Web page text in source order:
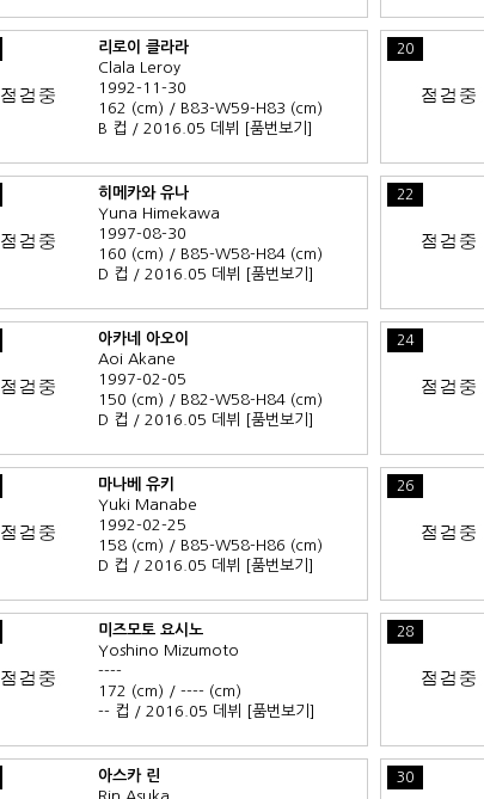
리로이 클라라
Clala Leroy
1992-11-30
162 (cm) / B83-W59-H83 (cm)
B 컵 / 2016.05 데뷔
[품번보기]
20
히메카와 유나
Yuna Himekawa
1997-08-30
160 (cm) / B85-W58-H84 (cm)
D 컵 / 2016.05 데뷔
[품번보기]
22
아카네 아오이
Aoi Akane
1997-02-05
150 (cm) / B82-W58-H84 (cm)
D 컵 / 2016.05 데뷔
[품번보기]
24
마나베 유키
Yuki Manabe
1992-02-25
158 (cm) / B85-W58-H86 (cm)
D 컵 / 2016.05 데뷔
[품번보기]
26
미즈모토 요시노
Yoshino Mizumoto
----
172 (cm) / ---- (cm)
-- 컵 / 2016.05 데뷔
[품번보기]
28
아스카 린
30